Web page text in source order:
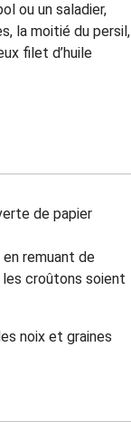
ou un saladier,
la moitié du persil,
filet d’huile
de papier
remuant de
les croûtons soient
noix et graines